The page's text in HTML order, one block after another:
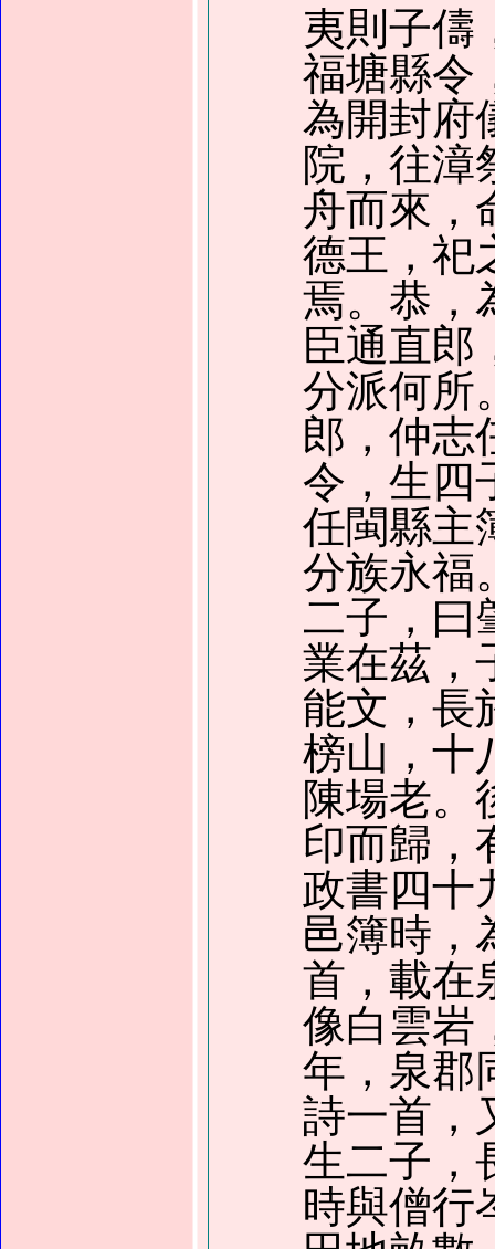
夷則子儔
福塘縣令
為開封府
院，往漳
舟而來，
德王，祀
焉。恭，
臣通直郎
分派何所
郎，仲志
令，生四
任閩縣主
分族永福
二子，曰
業在茲，
能文，長
榜山，十
陳場老。
印而歸，
政書四十
邑簿時，
首，載在
像白雲岩
年，泉郡
詩一首，
生二子，
時與僧行